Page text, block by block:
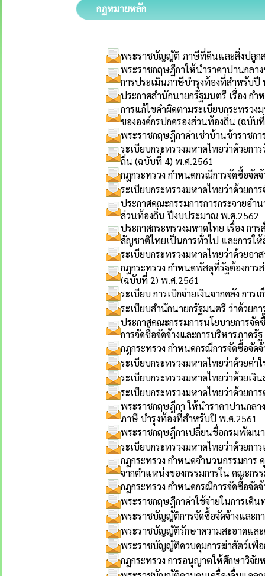
กฏหมายหลัก
พระราชบัญญัติ ภาษีที่ดินและสิ่งปลูก
พระราชกฤษฎีกาให้นำราคาปานกลา
การประเมินภาษีบำรุงท้องที่สำหรับปี
ประกาศสำนักนายกรัฐมนตรี เรื่อง ก
การแก้ไขคำผิดตามระเบียบกระทรวง
ขององค์กรปกครองส่วนท้องถิ่น (ฉบับ
พระราชกฤษฎีกาค่าเช่าบ้านข้าราชก
ระเบียบกระทรวงมหาดไทยว่าด้วยกา
ถิ่น (ฉบับที่ 4) พ.ศ.2561
กฎกระทรวง กำหนดกรณีการจัดซื้อจัด
ระเบียบกระทรวงมหาดไทยว่าด้วยก
ประกาศคณะกรรมการการกระจายอ
ส่วนท้องถิ่น ปีงบประมาณ พ.ศ.2562
ประกาศกระทรวงมหาดไทย เรื่อง ก
สัญชาติไทยเป็นการทั่วไป และการใ
ระเบียบกระทรวงมหาดไทยว่าด้วยอ
กฎกระทรวง กำหนดพัสดุที่รัฐต้องการ
(ฉบับที่ 2) พ.ศ.2561
ระเบียบ การเบิกจ่ายเงินจากคลัง กา
ระเบียบสำนักนายกรัฐมนตรี ว่าด้ว
ประกาศคณะกรรมการนโยบายการจั
การจัดซื้อจัดจ้างและการบริหารภาค
กฎกระทรวง กำหนดกรณีการจัดซื้อจัด
ระเบียบกระทรวงมหาดไทยว่าด้วยค่
ระเบียบกระทรวงมหาดไทยว่าด้วยเ
ระเบียบกระทรวงมหาดไทยว่าด้วยก
พระราชกฤษฎีกา ให้นำราคาปานกล
ภาษี บำรุงท้องที่สำหรับปี พ.ศ.2561
พระราชกฤษฎีกาเปลี่ยนชื่อกรมพัฒน
ระเบียบกระทรวงมหาดไทยว่าด้วยกา
กฎกระทรวง กำหนดจำนวนกรรมการ
จากตำแหน่งของกรรมการใน คณะก
กฎกระทรวง กำหนดกรณีการจัดซื้อจัด
พระราชกฤษฎีกาค่าใช้จ่ายในการเดิ
พระราชบัญญัติการจัดซื้อจัดจ้างและก
พระราชบัญญัติรักษาความสะอาดแล
พระราชบัญญัติควบคุมการฆ่าสัตว์เพื่
กฎกระทรวง การอนุญาตให้ศึกษาวิจั